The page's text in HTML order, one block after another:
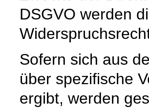
DSGVO werden
Sofern sich aus
über spezifische
ergibt, werden